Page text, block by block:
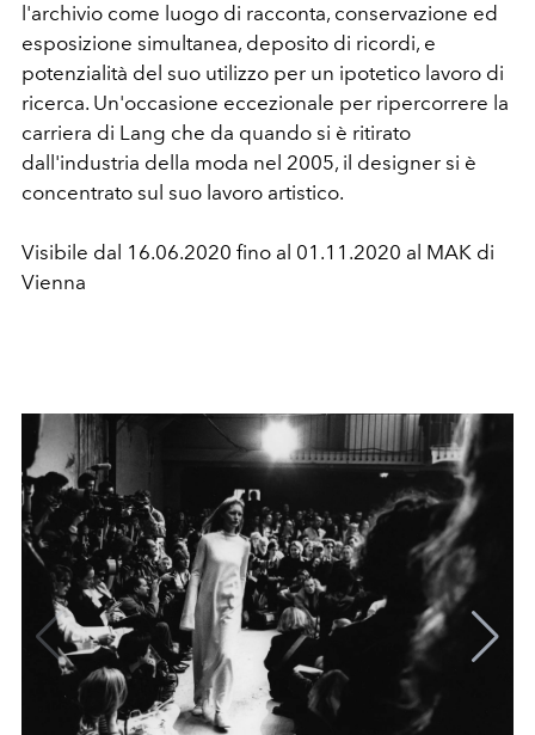
l'archivio come luogo di racconta, conservazione ed
esposizione simultanea, deposito di ricordi, e
potenzialità del suo utilizzo per un ipotetico lavoro di
ricerca. Un'occasione eccezionale per ripercorrere la
carriera di Lang che da quando si è ritirato
dall'industria della moda nel 2005, il designer si è
concentrato sul suo lavoro artistico.
Visibile dal 16.06.2020 fino al 01.11.2020 al MAK di
Vienna